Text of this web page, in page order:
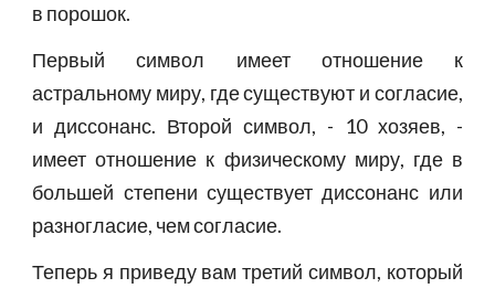
в порошок.
Первый символ имеет отношение к
астральному миру, где существуют и согласие,
и диссонанс. Второй символ, - 10 хозяев, -
имеет отношение к физическому миру, где в
большей степени существует диссонанс или
разногласие, чем согласие.
Теперь я приведу вам третий символ, который